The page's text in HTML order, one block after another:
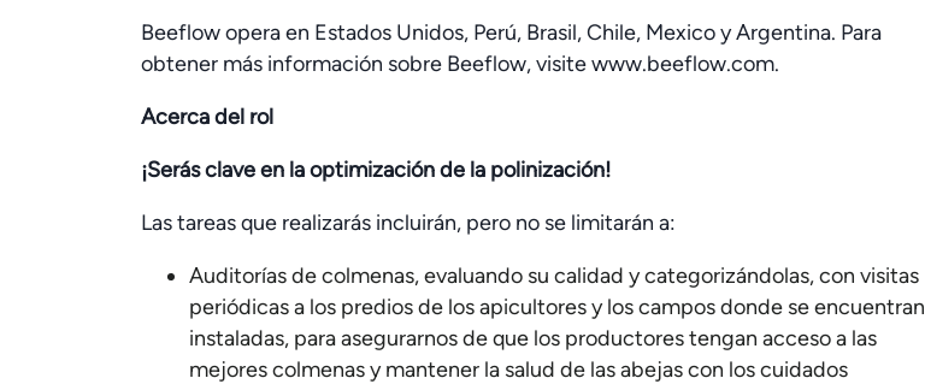
Beeflow opera en Estados Unidos, Perú, Brasil, Chile, Mexico y Argentina. Para
obtener más información sobre Beeflow, visite www.beeflow.com.
Acerca del rol
¡Serás clave en la optimización de la polinización!
Las tareas que realizarás incluirán, pero no se limitarán a:
Auditorías de colmenas, evaluando su calidad y categorizándolas, con visitas
periódicas a los predios de los apicultores y los campos donde se encuentran
instaladas, para asegurarnos de que los productores tengan acceso a las
mejores colmenas y mantener la salud de las abejas con los cuidados